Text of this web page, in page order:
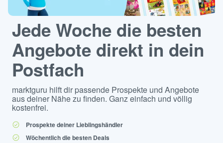
Jede Woche die besten
Angebote direkt in dein
Postfach
marktguru hilft dir passende Prospekte und Angebote
aus deiner Nähe zu finden. Ganz einfach und völlig
kostenfrei.
Prospekte deiner Lieblingshändler
Wöchentlich die besten Deals